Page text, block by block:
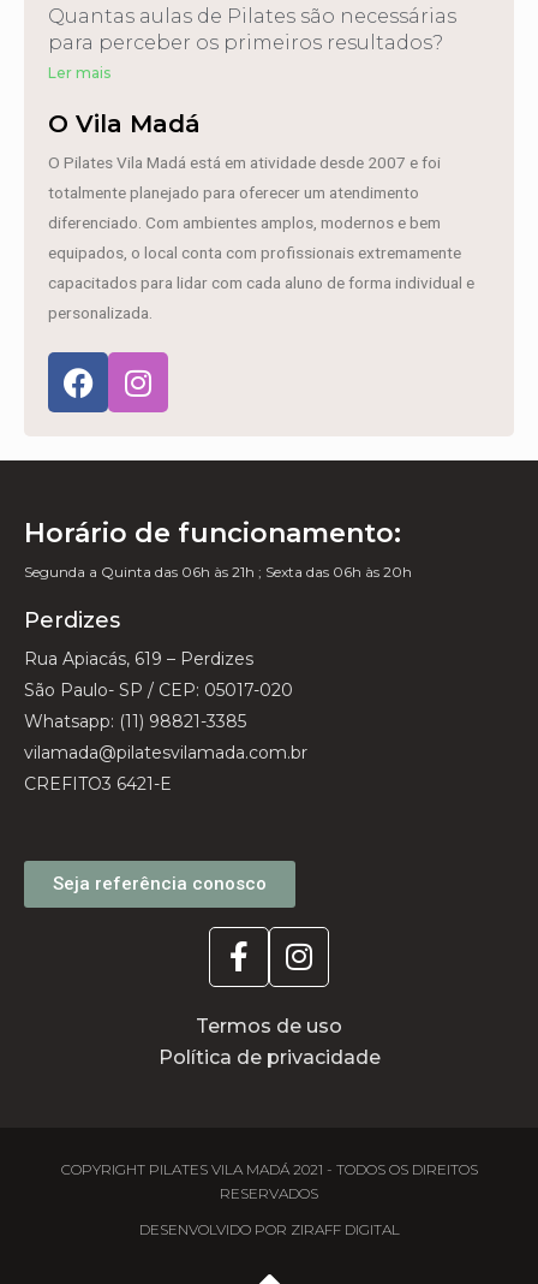
Quantas aulas de Pilates são necessárias
para perceber os primeiros resultados?
Ler mais
O Vila Madá
O Pilates Vila Madá está em atividade desde 2007 e foi
totalmente planejado para oferecer um atendimento
diferenciado. Com ambientes amplos, modernos e bem
equipados, o local conta com profissionais extremamente
capacitados para lidar com cada aluno de forma individual e
personalizada.
Termos de uso
Política de privacidade
Horário de funcionamento:
Segunda a Quinta das 06h às 21h ; Sexta das 06h às 20h
Perdizes
Rua Apiacás, 619 – Perdizes
São Paulo- SP / CEP: 05017-020
Whatsapp: (11) 98821-3385
vilamada@pilatesvilamada.com.br
CREFITO3 6421-E
Seja referência conosco
COPYRIGHT PILATES VILA MADÁ 2021 - TODOS OS DIREITOS
RESERVADOS
DESENVOLVIDO POR ZIRAFF DIGITAL